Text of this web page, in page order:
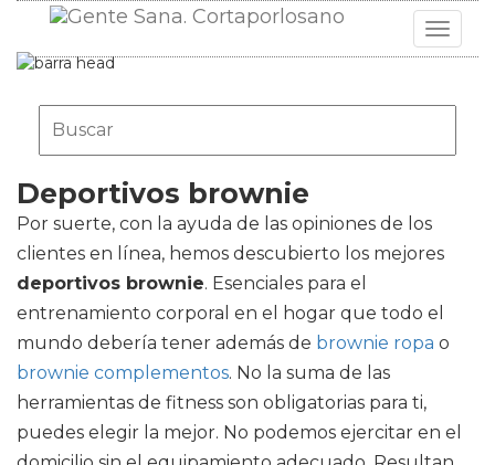
Toggle
Deportivos brownie
Por suerte, con la ayuda de las opiniones de los
clientes en línea, hemos descubierto los mejores
deportivos brownie. Esenciales para el
entrenamiento corporal en el hogar que todo el
mundo debería tener además de brownie ropa o
brownie complementos. No la suma de las
herramientas de fitness son obligatorias para ti,
puedes elegir la mejor. No podemos ejercitar en el